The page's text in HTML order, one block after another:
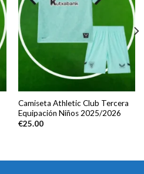
Camiseta Athletic Club Tercera
Equipación Niños 2025/2026
€25.00